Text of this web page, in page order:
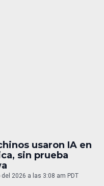
usaron IA en
sin prueba
2026 a las 3:08 am PDT